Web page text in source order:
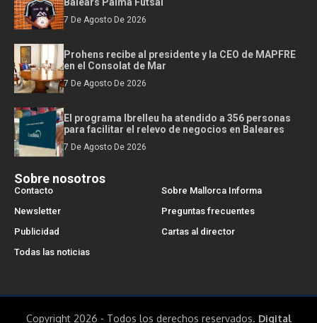
7 De Agosto De 2026
Prohens recibe al presidente y la CEO de MAPFRE
en el Consolat de Mar
7 De Agosto De 2026
El programa Ibrelleu ha atendido a 356 personas
para facilitar el relevo de negocios en Baleares
7 De Agosto De 2026
Sobre nosotros
Contacto
Sobre Mallorca Informa
Newsletter
Preguntas frecuentes
Publicidad
Cartas al director
Todas las noticias
Copyright 2026 - Todos los derechos reservados. Digital